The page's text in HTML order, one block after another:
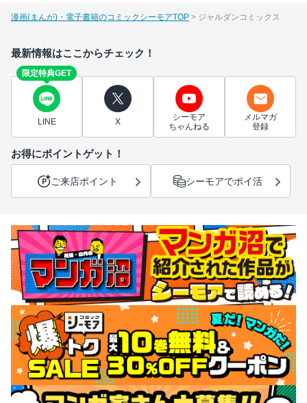
漫画(まんが)・電子書籍のコミックシーモアTOP ジャルダンコミックス
最新情報はここからチェック！
限定特典GET
LINE X
シーモア
ちゃんねる
メルマガ
登録
お得にポイントゲット！
ご来店ポイント シーモアでポイ活